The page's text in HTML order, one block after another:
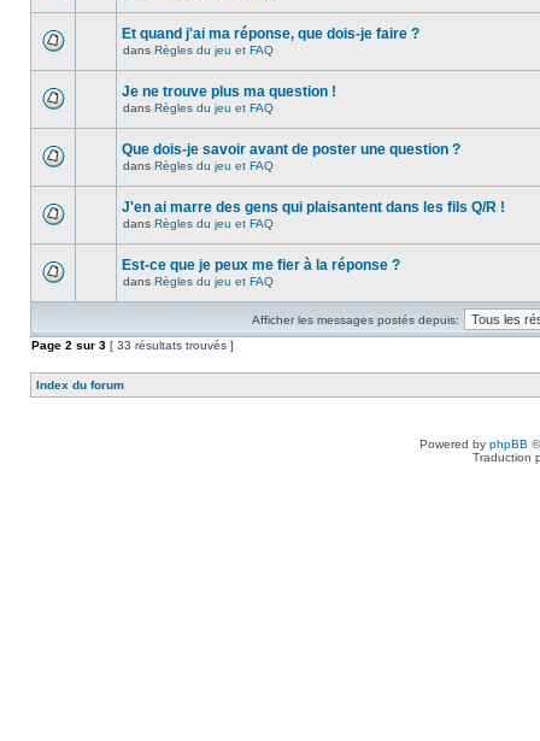
Et quand j'ai ma réponse, que dois-je faire ?
dans Règles du jeu et FAQ
Je ne trouve plus ma question !
dans Règles du jeu et FAQ
Que dois-je savoir avant de poster une question ?
dans Règles du jeu et FAQ
J'en ai marre des gens qui plaisantent dans les fils Q/R !
dans Règles du jeu et FAQ
Est-ce que je peux me fier à la réponse ?
dans Règles du jeu et FAQ
Afficher les messages postés depuis:
Page 2 sur 3 [ 33 résultats trouvés ]
Index du forum
Powered by phpBB
Traduction